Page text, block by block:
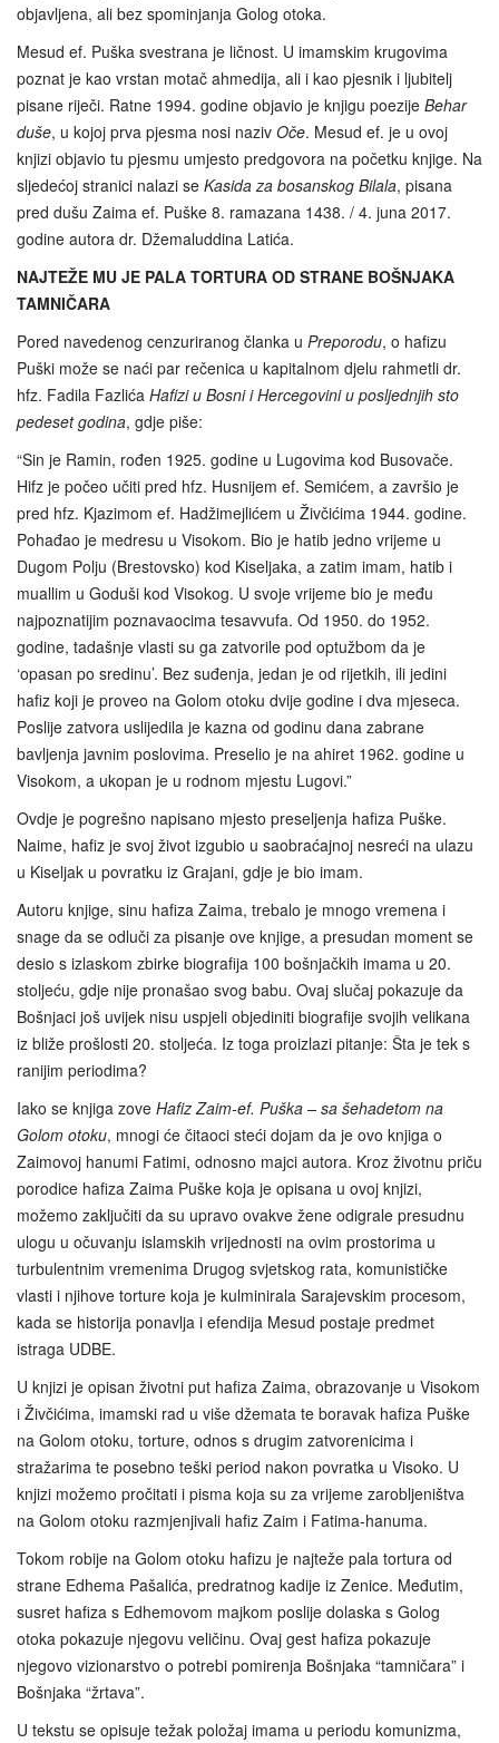
objavljena, ali bez spominjanja Golog otoka.
Mesud ef. Puška svestrana je ličnost. U imamskim krugovima
poznat je kao vrstan motač ahmedija, ali i kao pjesnik i ljubitelj
pisane riječi. Ratne 1994. godine objavio je knjigu poezije Behar
duše, u kojoj prva pjesma nosi naziv Oče. Mesud ef. je u ovoj
knjizi objavio tu pjesmu umjesto predgovora na početku knjige. Na
sljedećoj stranici nalazi se Kasida za bosanskog Bilala, pisana
pred dušu Zaima ef. Puške 8. ramazana 1438. / 4. juna 2017.
godine autora dr. Džemaluddina Latića.
NAJTEŽE MU JE PALA TORTURA OD STRANE BOŠNJAKA
TAMNIČARA
Pored navedenog cenzuriranog članka u Preporodu, o hafizu
Puški može se naći par rečenica u kapitalnom djelu rahmetli dr.
hfz. Fadila Fazlića Hafizi u Bosni i Hercegovini u posljednjih sto
pedeset godina, gdje piše:
“Sin je Ramin, rođen 1925. godine u Lugovima kod Busovače.
Hifz je počeo učiti pred hfz. Husnijem ef. Semićem, a završio je
pred hfz. Kjazimom ef. Hadžimejlićem u Živčićima 1944. godine.
Pohađao je medresu u Visokom. Bio je hatib jedno vrijeme u
Dugom Polju (Brestovsko) kod Kiseljaka, a zatim imam, hatib i
muallim u Goduši kod Visokog. U svoje vrijeme bio je među
najpoznatijim poznavaocima tesavvufa. Od 1950. do 1952.
godine, tadašnje vlasti su ga zatvorile pod optužbom da je
‘opasan po sredinu’. Bez suđenja, jedan je od rijetkih, ili jedini
hafiz koji je proveo na Golom otoku dvije godine i dva mjeseca.
Poslije zatvora uslijedila je kazna od godinu dana zabrane
bavljenja javnim poslovima. Preselio je na ahiret 1962. godine u
Visokom, a ukopan je u rodnom mjestu Lugovi.”
Ovdje je pogrešno napisano mjesto preseljenja hafiza Puške.
Naime, hafiz je svoj život izgubio u saobraćajnoj nesreći na ulazu
u Kiseljak u povratku iz Grajani, gdje je bio imam.
Autoru knjige, sinu hafiza Zaima, trebalo je mnogo vremena i
snage da se odluči za pisanje ove knjige, a presudan moment se
desio s izlaskom zbirke biografija 100 bošnjačkih imama u 20.
stoljeću, gdje nije pronašao svog babu. Ovaj slučaj pokazuje da
Bošnjaci još uvijek nisu uspjeli objediniti biografije svojih velikana
iz bliže prošlosti 20. stoljeća. Iz toga proizlazi pitanje: Šta je tek s
ranijim periodima?
Iako se knjiga zove Hafiz Zaim-ef. Puška – sa šehadetom na
Golom otoku, mnogi će čitaoci steći dojam da je ovo knjiga o
Zaimovoj hanumi Fatimi, odnosno majci autora. Kroz životnu priču
porodice hafiza Zaima Puške koja je opisana u ovoj knjizi,
možemo zaključiti da su upravo ovakve žene odigrale presudnu
ulogu u očuvanju islamskih vrijednosti na ovim prostorima u
turbulentnim vremenima Drugog svjetskog rata, komunističke
vlasti i njihove torture koja je kulminirala Sarajevskim procesom,
kada se historija ponavlja i efendija Mesud postaje predmet
istraga UDBE.
U knjizi je opisan životni put hafiza Zaima, obrazovanje u Visokom
i Živčićima, imamski rad u više džemata te boravak hafiza Puške
na Golom otoku, torture, odnos s drugim zatvorenicima i
stražarima te posebno teški period nakon povratka u Visoko. U
knjizi možemo pročitati i pisma koja su za vrijeme zarobljeništva
na Golom otoku razmjenjivali hafiz Zaim i Fatima‑hanuma.
Tokom robije na Golom otoku hafizu je najteže pala tortura od
strane Edhema Pašalića, predratnog kadije iz Zenice. Međutim,
susret hafiza s Edhemovom majkom poslije dolaska s Golog
otoka pokazuje njegovu veličinu. Ovaj gest hafiza pokazuje
njegovo vizionarstvo o potrebi pomirenja Bošnjaka “tamničara” i
Bošnjaka “žrtava”.
U tekstu se opisuje težak položaj imama u periodu komunizma,